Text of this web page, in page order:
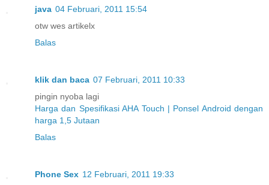
java 04 Februari, 2011 15:54
otw wes artikelx
Balas
klik dan baca 07 Februari, 2011 10:33
pingin nyoba lagi
Harga dan Spesifikasi AHA Touch | Ponsel Android dengan
harga 1,5 Jutaan
Balas
Phone Sex 12 Februari, 2011 19:33